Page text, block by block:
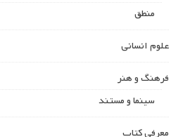
منطق
علوم انسانی
فرهنگ و هنر
سینما و مستند
معرفی کتاب